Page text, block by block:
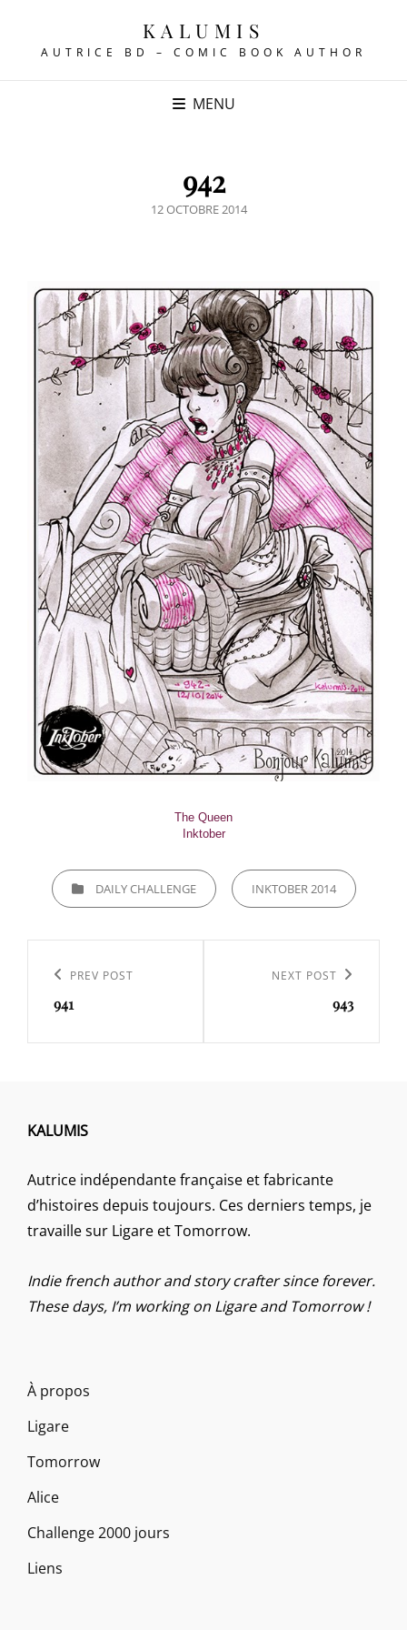
KALUMIS
AUTRICE BD – COMIC BOOK AUTHOR
MENU
942
POSTED
12 OCTOBRE 2014
The Queen
Inktober
CATEGORIESDAILY CHALLENGE INKTOBER 2014
l’article
Previous
Post
PREV POST
941
NEXT POST
943
KALUMIS
Autrice indépendante française et fabricante
d’histoires depuis toujours. Ces derniers temps, je
travaille sur Ligare et Tomorrow.
Indie french author and story crafter since forever.
These days, I’m working on Ligare and Tomorrow !
À propos
Ligare
Tomorrow
Alice
Challenge 2000 jours
Liens